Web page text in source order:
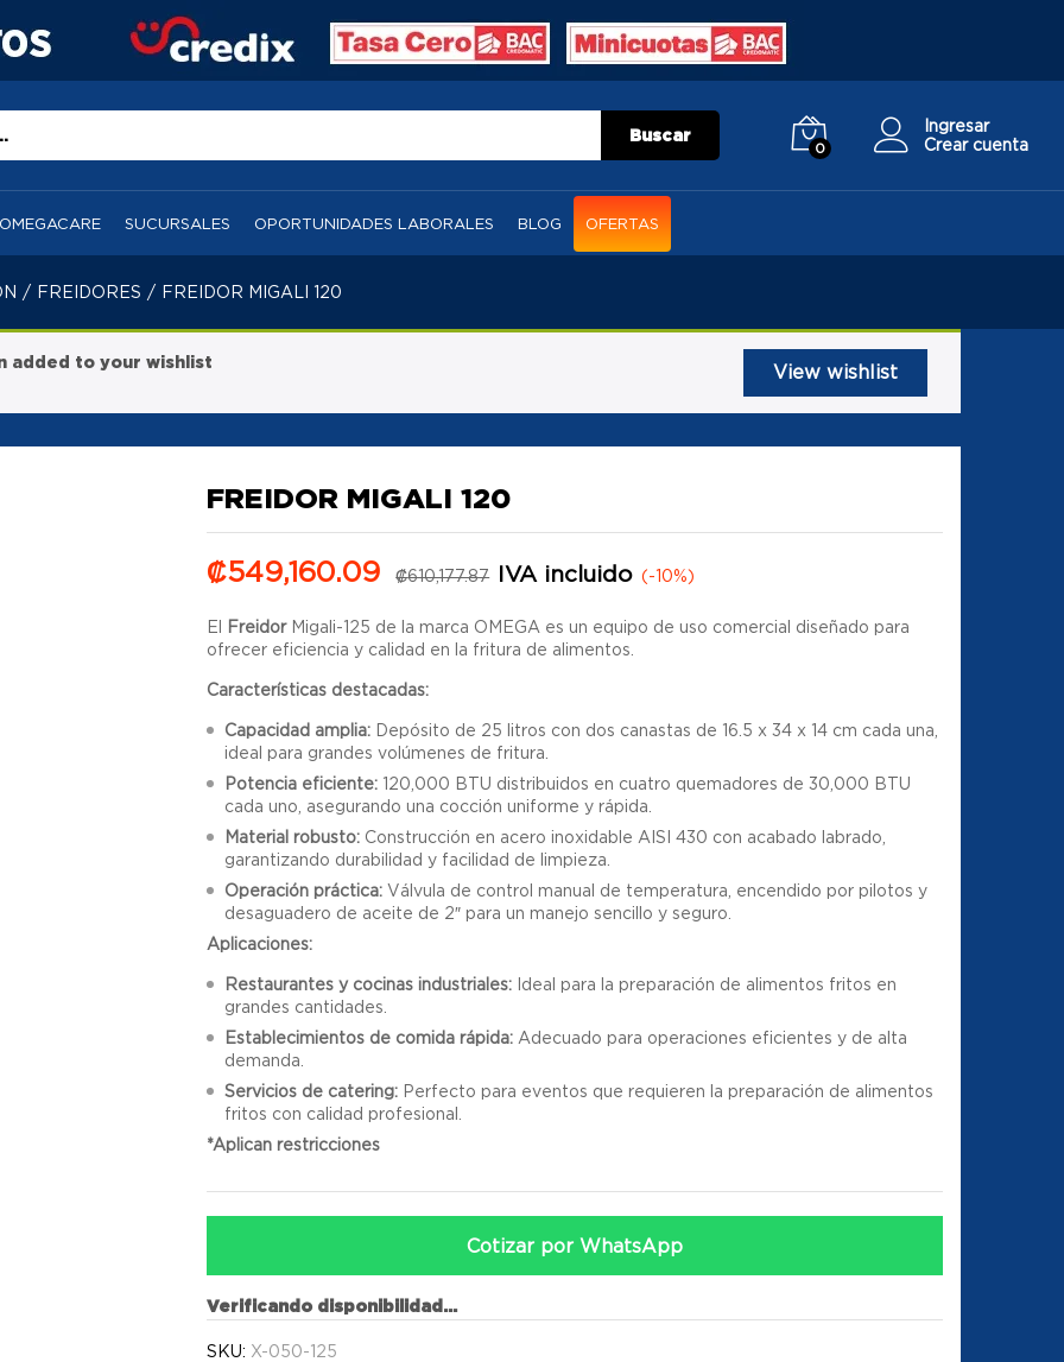
Buscar
0
Ingresar
Crear cuenta
OMEGACARE SUCURSALES OPORTUNIDADES LABORALES BLOG OFERTAS
/ FREIDORES / FREIDOR MIGALI 120
View wishlist
added to your wishlist
FREIDOR MIGALI 120
₡549,160.09 ₡610,177.87 IVA incluido (-10%)
El Freidor Migali-125 de la marca OMEGA es un equipo de uso comercial diseñado para
ofrecer eficiencia y calidad en la fritura de alimentos.
Características destacadas:
Capacidad amplia: Depósito de 25 litros con dos canastas de 16.5 x 34 x 14 cm cada una,
ideal para grandes volúmenes de fritura.
Potencia eficiente: 120,000 BTU distribuidos en cuatro quemadores de 30,000 BTU
cada uno, asegurando una cocción uniforme y rápida.
Material robusto: Construcción en acero inoxidable AISI 430 con acabado labrado,
garantizando durabilidad y facilidad de limpieza.
Operación práctica: Válvula de control manual de temperatura, encendido por pilotos y
desaguadero de aceite de 2″ para un manejo sencillo y seguro.
Aplicaciones:
Restaurantes y cocinas industriales: Ideal para la preparación de alimentos fritos en
grandes cantidades.
Establecimientos de comida rápida: Adecuado para operaciones eficientes y de alta
demanda.
Servicios de catering: Perfecto para eventos que requieren la preparación de alimentos
fritos con calidad profesional.
*Aplican restricciones
Cotizar por WhatsApp
Verificando disponibilidad...
SKU: X-050-125